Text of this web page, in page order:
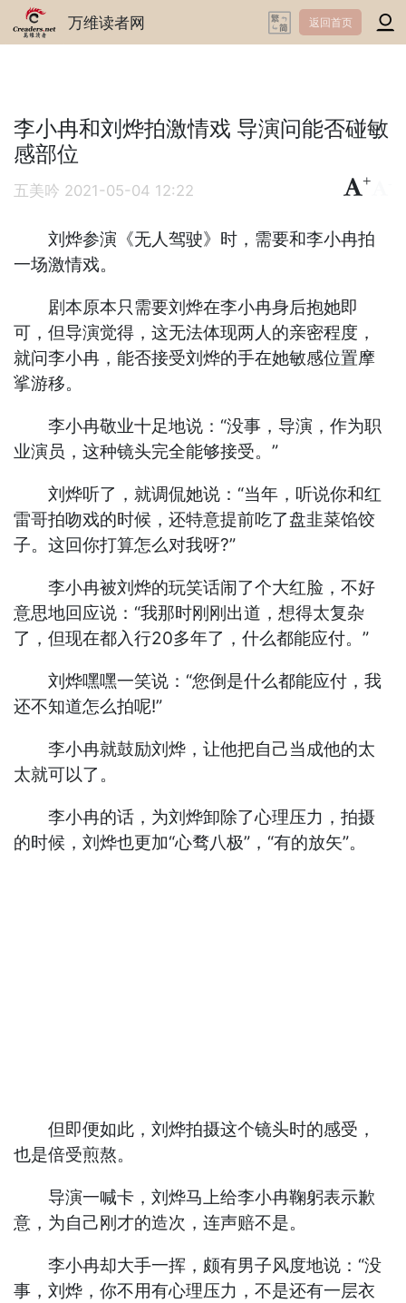
万维读者网 返回首页
李小冉和刘烨拍激情戏 导演问能否碰敏
感部位
五美吟 2021-05-04 12:22
+
刘烨参演《无人驾驶》时，需要和李小冉拍
一场激情戏。
剧本原本只需要刘烨在李小冉身后抱她即
可，但导演觉得，这无法体现两人的亲密程度，
就问李小冉，能否接受刘烨的手在她敏感位置摩
挲游移。
李小冉敬业十足地说：“没事，导演，作为职
业演员，这种镜头完全能够接受。”
刘烨听了，就调侃她说：“当年，听说你和红
雷哥拍吻戏的时候，还特意提前吃了盘韭菜馅饺
子。这回你打算怎么对我呀?”
李小冉被刘烨的玩笑话闹了个大红脸，不好
意思地回应说：“我那时刚刚出道，想得太复杂
了，但现在都入行20多年了，什么都能应付。”
刘烨嘿嘿一笑说：“您倒是什么都能应付，我
还不知道怎么拍呢!”
李小冉就鼓励刘烨，让他把自己当成他的太
太就可以了。
李小冉的话，为刘烨卸除了心理压力，拍摄
的时候，刘烨也更加“心骛八极”，“有的放矢”。
但即便如此，刘烨拍摄这个镜头时的感受，
也是倍受煎熬。
导演一喊卡，刘烨马上给李小冉鞠躬表示歉
意，为自己刚才的造次，连声赔不是。
李小冉却大手一挥，颇有男子风度地说：“没
事，刘烨，你不用有心理压力，不是还有一层衣